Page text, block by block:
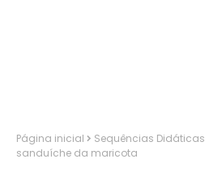
Página inicial Sequências Didáticas
sanduíche da maricota